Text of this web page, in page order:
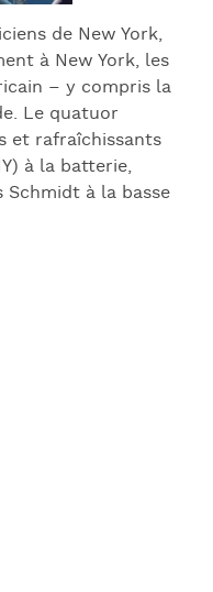
de New York,
à New York, les
– y compris la
Le quatuor
et rafraîchissants
à la batterie,
Schmidt à la basse